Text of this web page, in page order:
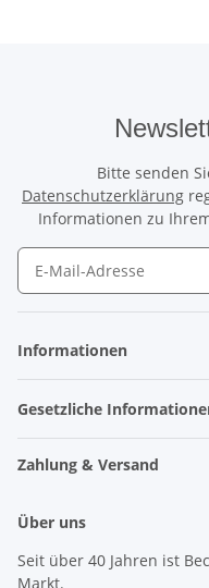
Bitte senden
Datenschutzerklärung
Informationen zu
Informationen
Gesetzliche
Zahlung & Versand
Über uns
Seit über 40 Jahren ist
Markt.